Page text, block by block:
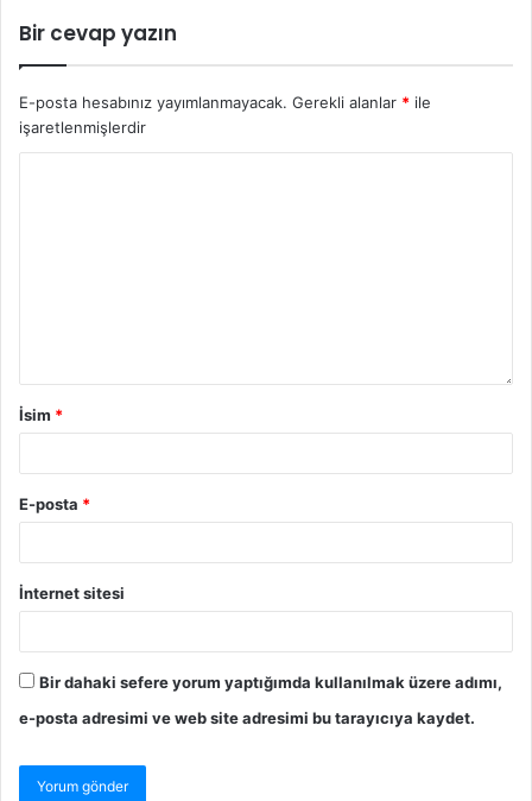
Bir cevap yazın
E-posta hesabınız yayımlanmayacak. Gerekli alanlar * ile
işaretlenmişlerdir
İsim *
E-posta *
İnternet sitesi
Bir dahaki sefere yorum yaptığımda kullanılmak üzere adımı,
e-posta adresimi ve web site adresimi bu tarayıcıya kaydet.